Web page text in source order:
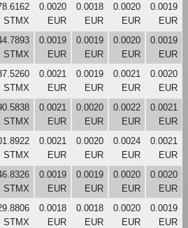
STMX
0.0020
EUR
0.0018
EUR
0.0020
EUR
0.0019
EUR
STMX
0.0019
EUR
0.0019
EUR
0.0020
EUR
0.0019
EUR
STMX
0.0021
EUR
0.0019
EUR
0.0021
EUR
0.0020
EUR
STMX
0.0021
EUR
0.0020
EUR
0.0022
EUR
0.0021
EUR
STMX
0.0021
EUR
0.0020
EUR
0.0024
EUR
0.0021
EUR
STMX
0.0019
EUR
0.0019
EUR
0.0020
EUR
0.0020
EUR
STMX
0.0018
EUR
0.0018
EUR
0.0020
EUR
0.0019
EUR